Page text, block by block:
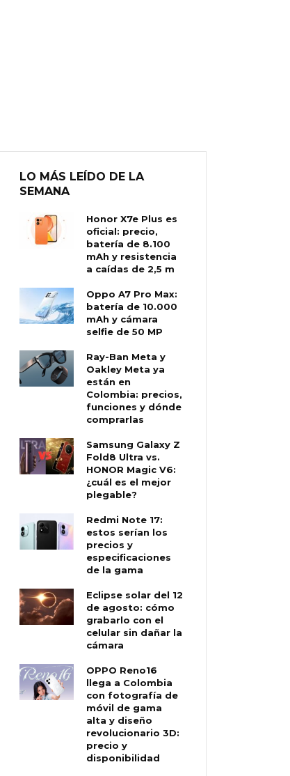
LO MÁS LEÍDO DE LA
SEMANA
Honor X7e Plus es
oficial: precio,
batería de 8.100
mAh y resistencia
a caídas de 2,5 m
Oppo A7 Pro Max:
batería de 10.000
mAh y cámara
selfie de 50 MP
Ray-Ban Meta y
Oakley Meta ya
están en
Colombia: precios,
funciones y dónde
comprarlas
Samsung Galaxy Z
Fold8 Ultra vs.
HONOR Magic V6:
¿cuál es el mejor
plegable?
Redmi Note 17:
estos serían los
precios y
especificaciones
de la gama
Eclipse solar del 12
de agosto: cómo
grabarlo con el
celular sin dañar la
cámara
OPPO Reno16
llega a Colombia
con fotografía de
móvil de gama
alta y diseño
revolucionario 3D:
precio y
disponibilidad